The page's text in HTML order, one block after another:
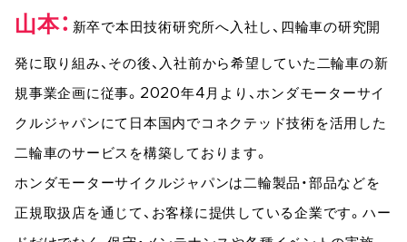
山本 新卒で本田技術研究所へ入社し、四輪車の研究開
発に取り組み、その後、入社前から希望していた二輪車の新
規事業企画に従事。2020年4月より、ホンダモーターサイ
クルジャパンにて日本国内でコネクテッド技術を活用した
二輪車のサービスを構築しております。
ホンダモーターサイクルジャパンは二輪製品・部品などを
正規取扱店を通じて、お客様に提供している企業です。ハー